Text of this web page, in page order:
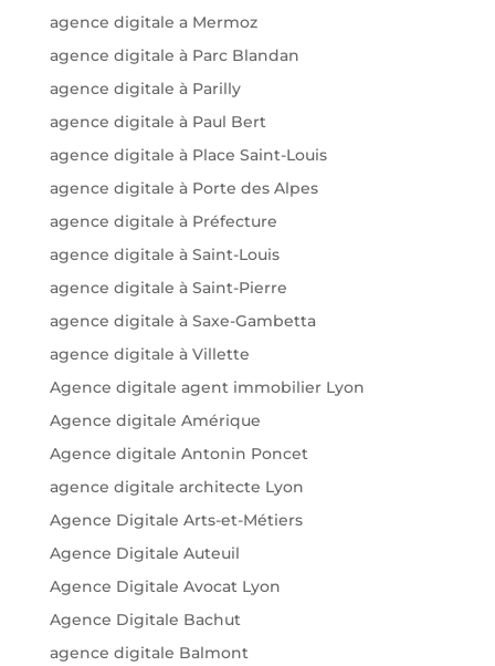
agence digitale a Mermoz
agence digitale à Parc Blandan
agence digitale à Parilly
agence digitale à Paul Bert
agence digitale à Place Saint-Louis
agence digitale à Porte des Alpes
agence digitale à Préfecture
agence digitale à Saint-Louis
agence digitale à Saint-Pierre
agence digitale à Saxe-Gambetta
agence digitale à Villette
Agence digitale agent immobilier Lyon
Agence digitale Amérique
Agence digitale Antonin Poncet
agence digitale architecte Lyon
Agence Digitale Arts-et-Métiers
Agence Digitale Auteuil
Agence Digitale Avocat Lyon
Agence Digitale Bachut
agence digitale Balmont